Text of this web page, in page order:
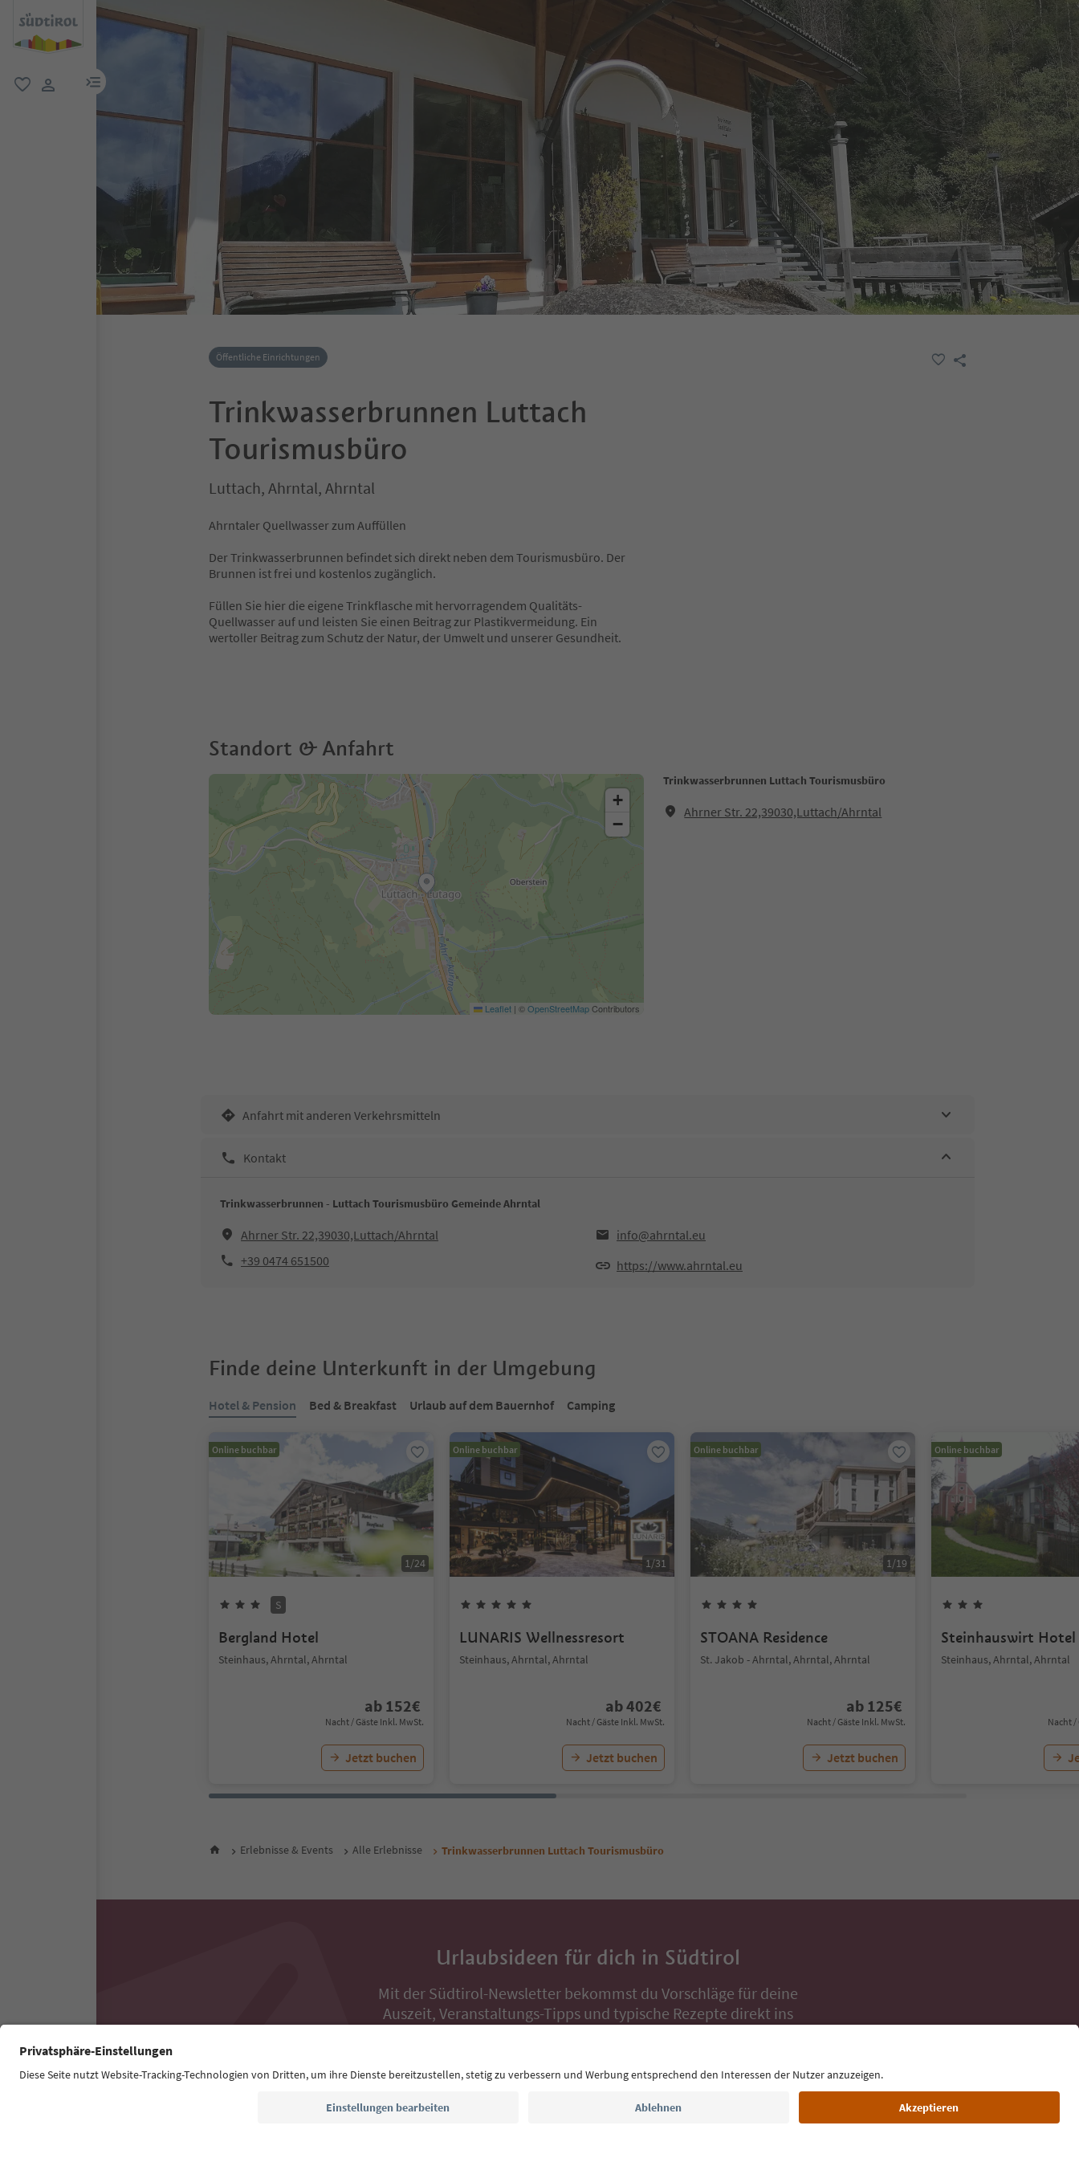
menu link
Öffentliche Einrichtungen
Trinkwasserbrunnen Luttach
Tourismusbüro
Luttach, Ahrntal, Ahrntal
Ahrntaler Quellwasser zum Auffüllen
Der Trinkwasserbrunnen befindet sich direkt neben dem Tourismusbüro. Der
Brunnen ist frei und kostenlos zugänglich.
Füllen Sie hier die eigene Trinkflasche mit hervorragendem Qualitäts-
Quellwasser auf und leisten Sie einen Beitrag zur Plastikvermeidung. Ein
wertoller Beitrag zum Schutz der Natur, der Umwelt und unserer Gesundheit.
Standort & Anfahrt
Trinkwasserbrunnen Luttach Tourismusbüro
Ahrner Str. 22,39030,Luttach/Ahrntal
+
−
Leaflet | ©OpenStreetMapContributors
Anfahrt mit anderen Verkehrsmitteln
Kontakt
Trinkwasserbrunnen - Luttach Tourismusbüro Gemeinde Ahrntal
Ahrner Str. 22,39030,Luttach/Ahrntal
info@ahrntal.eu
+39 0474 651500
https://www.ahrntal.eu
Finde deine Unterkunft in der Umgebung
Hotel & Pension Bed & Breakfast Urlaub auf dem Bauernhof Camping
Online buchbar
1/24
S
Bergland Hotel
Steinhaus, Ahrntal, Ahrntal
ab 152€
Nacht / Gäste Inkl. MwSt.
Jetzt buchen
Online buchbar
1/31
LUNARIS Wellnessresort
Steinhaus, Ahrntal, Ahrntal
ab402€
Nacht / Gäste Inkl. MwSt.
Jetzt buchen
Online buchbar
1/19
STOANA Residence
St. Jakob - Ahrntal, Ahrntal, Ahrntal
ab 125€
Nacht / Gäste Inkl. MwSt.
Jetzt buchen
Online buchbar
Steinhauswirt Hotel
Steinhaus, Ahrntal, Ahrntal
Nacht /
Erlebnisse & Events Alle Erlebnisse Trinkwasserbrunnen Luttach Tourismusbüro
Urlaubsideen für dich in Südtirol
Mit der Südtirol-Newsletter bekommst du Vorschläge für deine
Auszeit, Veranstaltungs-Tipps und typische Rezepte direkt ins